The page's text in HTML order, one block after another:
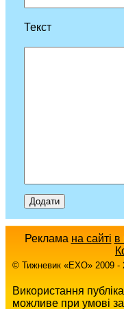
Текст
Реклама на сайті в
© Тижневик «EХO» 2009 -
Використання
можливе при умові